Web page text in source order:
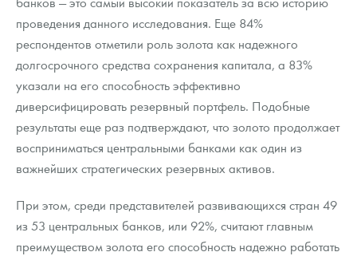
проведения данного исследования. Еще 84%
респондентов отметили роль золота как надежного
долгосрочного средства сохранения капитала, а 83%
указали на его способность эффективно
диверсифицировать резервный портфель. Подобные
результаты еще раз подтверждают, что золото продолжает
восприниматься центральными банками как один из
важнейших стратегических резервных активов.
При этом, среди представителей развивающихся стран 49
из 53 центральных банков, или 92%, считают главным
преимуществом золота его способность надежно работать